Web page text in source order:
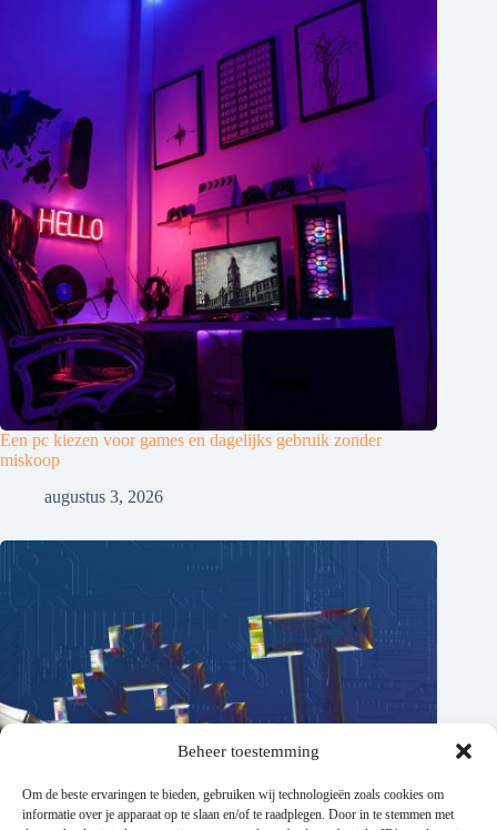
Beheer toestemming
Om de beste ervaringen te bieden, gebruiken wij technologieën zoals cookies om
informatie over je apparaat op te slaan en/of te raadplegen. Door in te stemmen met
Een pc kiezen voor games en dagelijks gebruik zonder
miskoop
augustus 3, 2026